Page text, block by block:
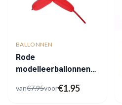
BALLONNEN
Rode
modelleerballonnen
van€7.95voor€1.95